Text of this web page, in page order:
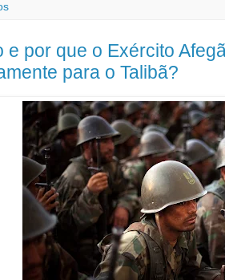
e por que o Exército
para o Talibã?